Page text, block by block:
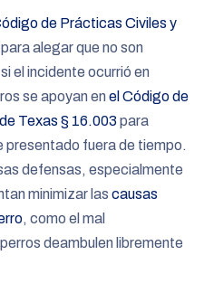
de Prácticas Civiles y
para alegar que no son
el incidente ocurrió en
se apoyan en el Código de
Texas § 16.003 para
presentado fuera de tiempo.
defensas, especialmente
minimizar las causas
, como el mal
deambulen libremente